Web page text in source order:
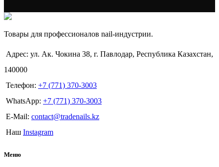
Товары для профессионалов nail-индустрии.
Адрес: ул. Ак. Чокина 38, г. Павлодар, Республика Казахстан,
140000
Телефон: +7 (771) 370-3003
WhatsApp: +7 (771) 370-3003
E-Mail: contact@tradenails.kz
Наш Instagram
Меню